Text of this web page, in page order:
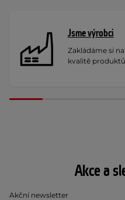
Jsme výrobci
Zakládáme si
kvalitě
Akce a
Akční newsletter